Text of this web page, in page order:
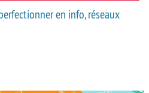
en info, réseaux